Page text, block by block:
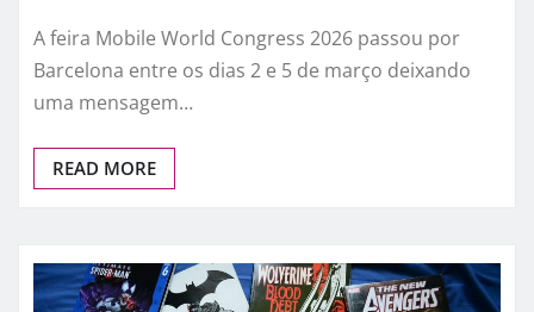
A feira Mobile World Congress 2026 passou por
Barcelona entre os dias 2 e 5 de março deixando
uma mensagem…
READ MORE